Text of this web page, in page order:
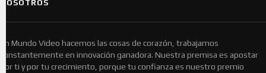
NOSOTROS
En Mundo Video hacemos las cosas de corazón, trabajamos
constantemente en innovación ganadora. Nuestra premisa es apostar
por ti y por tu crecimiento, porque tu confianza es nuestro premio